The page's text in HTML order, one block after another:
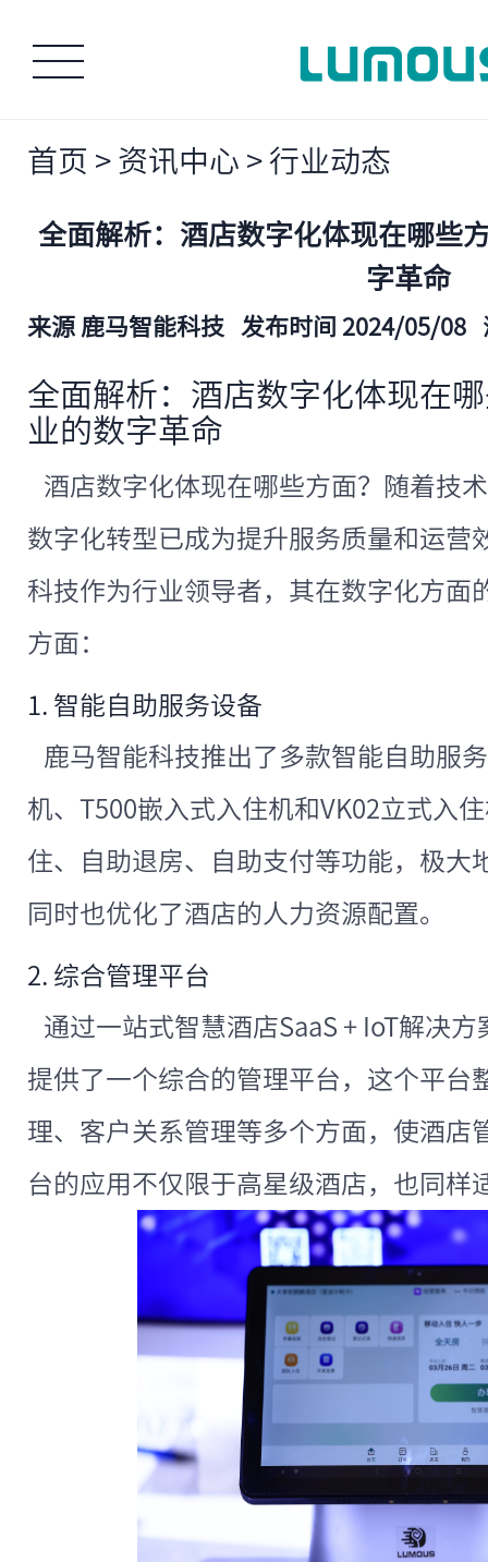
首页 > 资讯中心 > 行业动态
全面解析：酒店数字化体现在哪些
字革命
来源 鹿马智能科技 发布时间 2024/05/08
全面解析：酒店数字化体现在
业的数字革命
酒店数字化体现在哪些方面？随着技
数字化转型已成为提升服务质量和运营
科技作为行业领导者，其在数字化方面
方面：
1. 智能自助服务设备
鹿马智能科技推出了多款智能自助服
机、T500嵌入式入住机和VK02立式入
住、自助退房、自助支付等功能，极大
同时也优化了酒店的人力资源配置。
2. 综合管理平台
通过一站式智慧酒店SaaS + IoT解决
提供了一个综合的管理平台，这个平台
理、客户关系管理等多个方面，使酒店
台的应用不仅限于高星级酒店，也同样